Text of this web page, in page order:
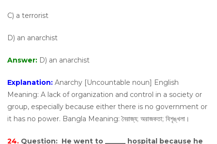
C) a terrorist
D) an anarchist
Answer: D) an anarchist
Explanation: Anarchy [Uncountable noun] English
Meaning: A lack of organization and control in a society or
group, especially because either there is no government or
it has no power. Bangla Meaning: নৈরাজ্য; অরাজকতা; বিশৃঙ্খলা।
24. Question: He went to ______ hospital because he